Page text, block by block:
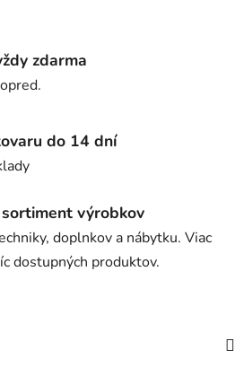
zdarma
do 14 dní
výrobkov
doplnkov a nábytku. Viac
dostupných produktov.